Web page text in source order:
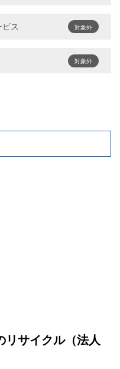
ス 対象外
対象外
リサイクル（法人